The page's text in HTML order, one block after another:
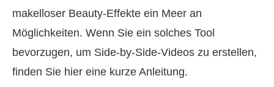
makelloser Beauty‑Effekte ein Meer an
Möglichkeiten. Wenn Sie ein solches Tool
bevorzugen, um Side‑by‑Side‑Videos zu erstellen,
finden Sie hier eine kurze Anleitung.